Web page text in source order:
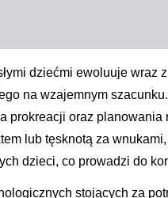
dziećmi ewoluuje wraz
na wzajemnym
prokreacji oraz planowania
lub tęsknotą za
dzieci, co prowadzi do
stojących za